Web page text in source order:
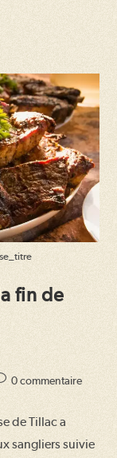
fin de
:
0 commentaire
de Tillac a
sangliers suivie